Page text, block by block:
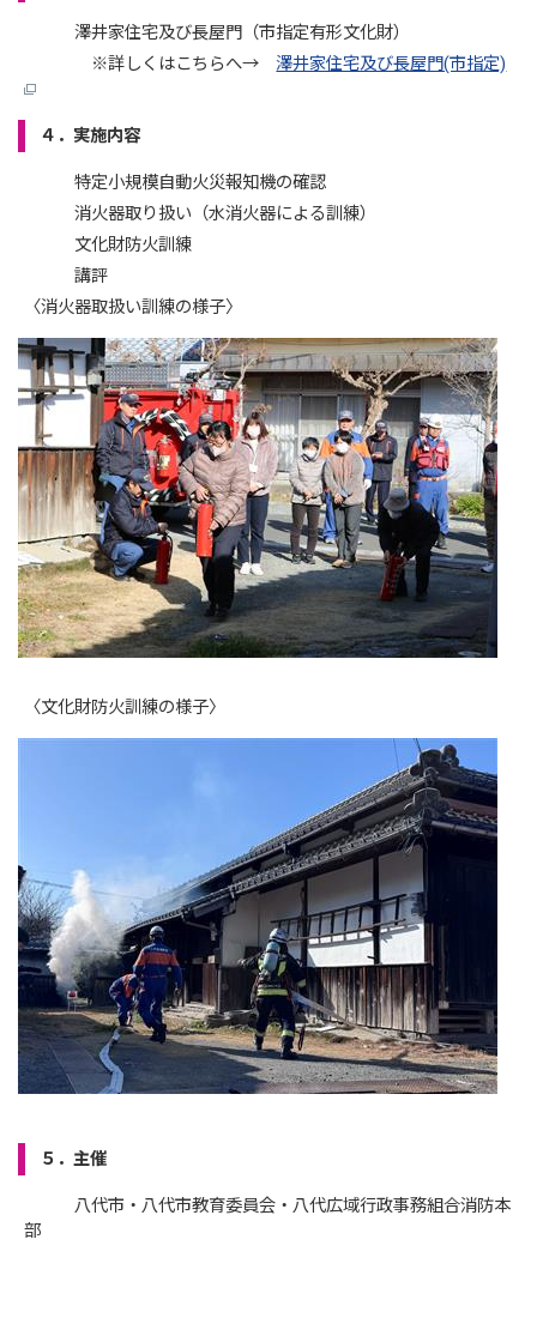
澤井家住宅及び長屋門（市指定有形文化財）
※詳しくはこちらへ→澤井家住宅及び長屋門(市指定)
４．実施内容
特定小規模自動火災報知機の確認
消火器取り扱い（水消火器による訓練）
文化財防火訓練
講評
〈消火器取扱い訓練の様子〉
〈文化財防火訓練の様子〉
５．主催
八代市・八代市教育委員会・八代広域行政事務組合消防本
部